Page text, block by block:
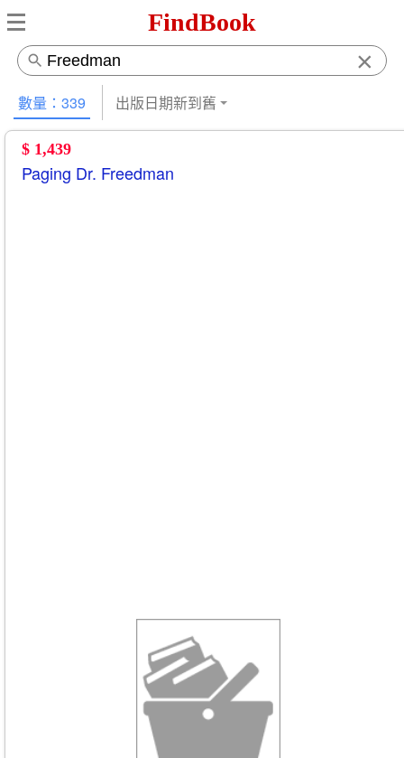
FindBook
×
數量：339 出版日期新到舊
$ 1,439
Paging Dr. Freedman